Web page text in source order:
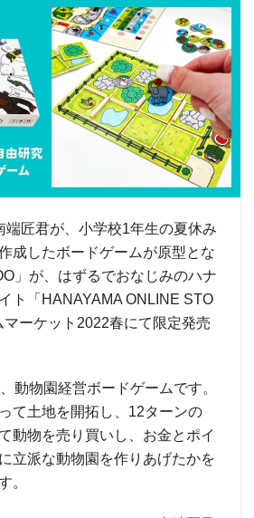
端匠君が、小学校1年生の夏休み
成したボードゲームが原型とな
」が、はずるでおなじみのハナ
ト「HANAYAMA ONLINE STO
ーケット2022春にて限定発売
動物園経営ボードゲームです。
て土地を開拓し、12ターンの
動物を売り買いし、お金とポイ
立派な動物園を作りあげたかを
。